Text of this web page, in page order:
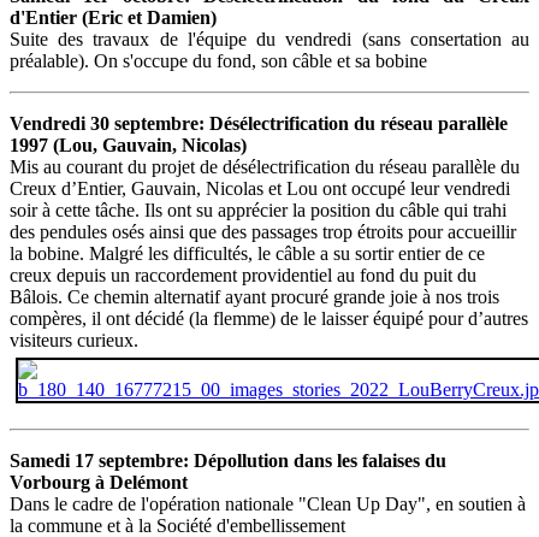
d'Entier (Eric et Damien)
Suite des travaux de l'équipe du vendredi (sans consertation au
préalable). On s'occupe du fond, son câble et sa bobine
Vendredi 30 septembre: Désélectrification du réseau parallèle
1997 (Lou, Gauvain, Nicolas)
Mis au courant du projet de désélectrification du réseau parallèle du
Creux d’Entier, Gauvain, Nicolas et Lou ont occupé leur vendredi
soir à cette tâche. Ils ont su apprécier la position du câble qui trahi
des pendules osés ainsi que des passages trop étroits pour accueillir
la bobine. Malgré les difficultés, le câble a su sortir entier de ce
creux depuis un raccordement providentiel au fond du puit du
Bâlois. Ce chemin alternatif ayant procuré grande joie à nos trois
compères, il ont décidé (la flemme) de le laisser équipé pour d’autres
visiteurs curieux.
Samedi 17 septembre: Dépollution dans les falaises du
Vorbourg à Delémont
Dans le cadre de l'opération nationale "Clean Up Day", en soutien à
la commune et à la Société d'embellissement